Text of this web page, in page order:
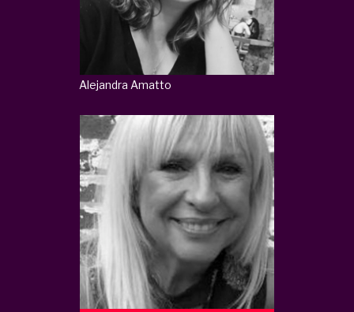
Alejandra Amatto